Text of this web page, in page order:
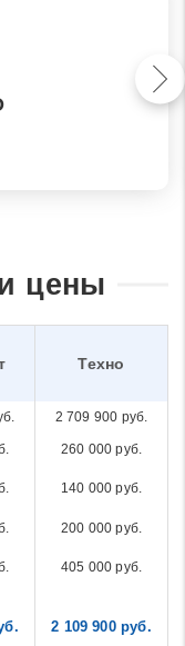
цены
Техно
2 709 900 руб.
260 000 руб.
140 000 руб.
200 000 руб.
405 000 руб.
2 109 900 руб.